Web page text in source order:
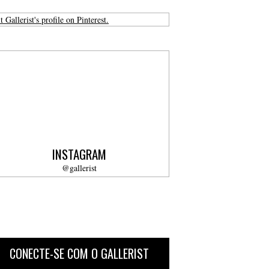
Gallerist's profile on Pinterest.
INSTAGRAM
@gallerist
CONECTE-SE COM O GALLERIST